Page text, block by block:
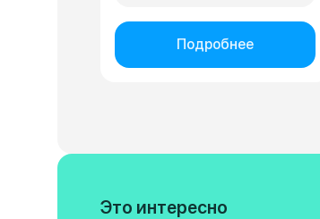
Подробнее
Это интересно